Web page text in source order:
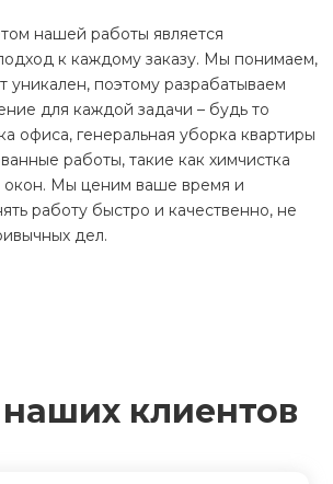
нашей работы является
к каждому заказу. Мы понимаем,
уникален, поэтому разрабатываем
для каждой задачи – будь то
офиса, генеральная уборка квартиры
работы, такие как химчистка
окон. Мы ценим ваше время и
работу быстро и качественно, не
дел.
клиентов